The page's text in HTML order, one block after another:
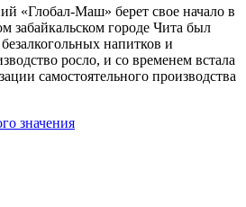
«Глобал-Маш» берет свое начало в
забайкальском городе Чита был
напитков и
росло, и со временем встала
самостоятельного производства
значения